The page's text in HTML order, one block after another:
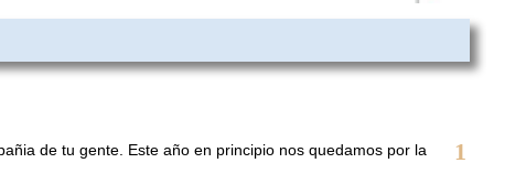
1
de tu gente. Este año en principio nos quedamos por la